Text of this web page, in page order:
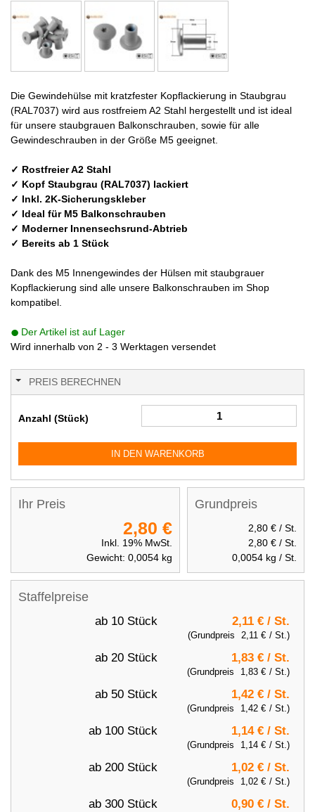
Die Gewindehülse mit kratzfester Kopflackierung in Staubgrau
(RAL7037) wird aus rostfreiem A2 Stahl hergestellt und ist ideal
für unsere staubgrauen Balkonschrauben, sowie für alle
Gewindeschrauben in der Größe M5 geeignet.
✓ Rostfreier A2 Stahl
✓ Kopf Staubgrau (RAL7037) lackiert
✓ Inkl. 2K-Sicherungskleber
✓ Ideal für M5 Balkonschrauben
✓ Moderner Innensechsrund-Abtrieb
✓ Bereits ab 1 Stück
Dank des M5 Innengewindes der Hülsen mit staubgrauer
Kopflackierung sind alle unsere Balkonschrauben im Shop
kompatibel.
Der Artikel ist auf Lager
Wird innerhalb von 2 - 3 Werktagen versendet
PREIS BERECHNEN
Anzahl (Stück)
IN DEN WARENKORB
Staffelpreise
ab 10 Stück 2,11 € / St.
(Grundpreis 2,11 € / St.)
ab 20 Stück 1,83 € / St.
(Grundpreis 1,83 € / St.)
ab 50 Stück 1,42 € / St.
(Grundpreis 1,42 € / St.)
ab 100 Stück 1,14 € / St.
(Grundpreis 1,14 € / St.)
ab 200 Stück 1,02 € / St.
(Grundpreis 1,02 € / St.)
ab 300 Stück 0,90 € / St.
Grundpreis
2,80 €/ St.
2,80 €/ St.
0,0054 kg / St.
Ihr Preis
2,80 €
Inkl. 19% MwSt.
Gewicht: 0,0054kg